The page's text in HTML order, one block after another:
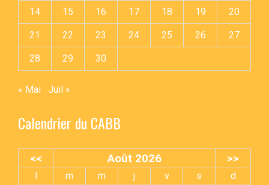
14 15 16 17 18 19 20
21 22 23 24 25 26 27
28 29 30
« Mai Juil »
Calendrier du CABB
<< Août 2026 >>
l m m j v s
d